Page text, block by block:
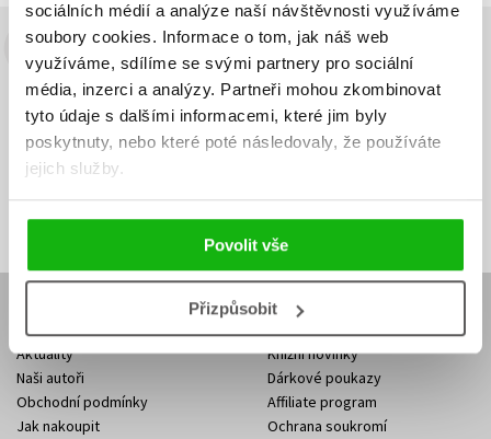
sociálních médií a analýze naší návštěvnosti využíváme
soubory cookies. Informace o tom, jak náš web
využíváme, sdílíme se svými partnery pro sociální
média, inzerci a analýzy. Partneři mohou zkombinovat
tyto údaje s dalšími informacemi, které jim byly
poskytnuty, nebo které poté následovaly, že používáte
jejich služby.
Povolit vše
Přizpůsobit
Budete to vědět jako první!
Zajímá Vás, jaký knižní hit právě vychází, na jaké zboží je výhodná
sleva, jaká běží soutěž o ceny? Přihlášením k odběru našich e-
mailových novineksouhlasíte se zpracováním osobních údajů.
mailová
adresa
mailová
adresa
Vaše e-mailová adresa Přihlásit se
Aktuality
Naši autoři
Obchodní podmínky
Jak nakoupit
Knižní novinky
Dárkové poukazy
Affiliate program
Ochrana soukromí